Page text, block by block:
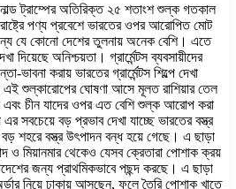
ট্রাম্পের অতিরিক্ত ২৫ শতাংশ শুল্ক গতকাল
পণ্য প্রবেশে ভারতের ওপর আরোপিত মোট
যে কোনো দেশের তুলনায় অনেক বেশি। এতে
দিয়েছে অনিশ্চয়তা। গ্রার্মেন্টস ব্যবসায়ীদের
ভাবনা করায় ভারতের গ্রার্মেন্টস শিল্পে দেখা
এই শুল্কারোপের ঘোষণা আসে মূলত রাশিয়ার তেল
এবং চীন যাদের ওপর এত বেশি শুল্ক আরোপ করা
সবচেয়ে বড় প্রভাব দেখা যাচ্ছে ভারতের বস্ত্র
শহরে বস্ত্র উৎপাদন বন্ধ হয়ে গেছে। এ ছাড়া
ও মিয়ানমার থেকেও যেসব ক্রেতারা পোশাক ক্রয়
জন্য প্রাথমিকভাবে পছন্দ করছে। এ ছাড়া
নিয়ে ঢাকায় আসছেন, ফলে তৈরি পোশাক খাতে